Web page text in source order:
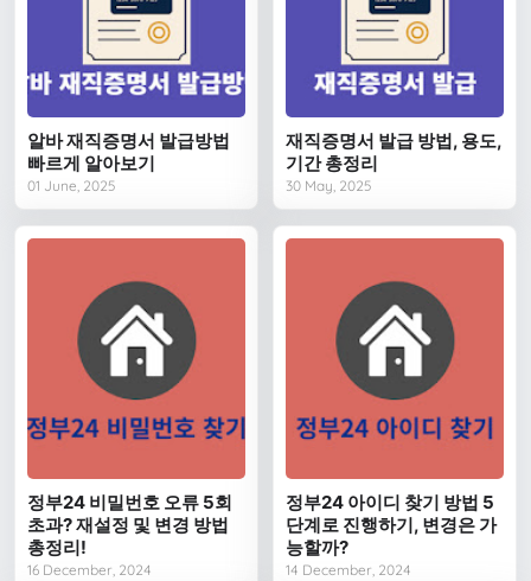
알바 재직증명서 발급방법
빠르게 알아보기
01 June, 2025
재직증명서 발급 방법, 용도,
기간 총정리
30 May, 2025
정부24 비밀번호 오류 5회
초과? 재설정 및 변경 방법
총정리!
16 December, 2024
정부24 아이디 찾기 방법 5
단계로 진행하기, 변경은 가
능할까?
14 December, 2024